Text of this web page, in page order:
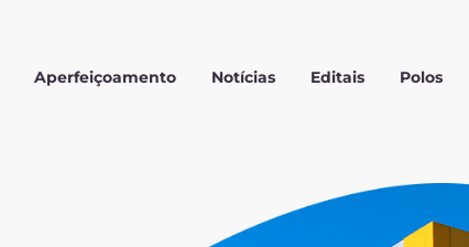
Aperfeiçoamento Notícias Editais Polos